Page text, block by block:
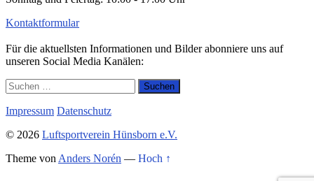
Kontaktformular
Für die aktuellsten Informationen und Bilder abonniere uns auf
unseren Social Media Kanälen:
Suchen
nach:
Impressum Datenschutz
© 2026 Luftsportverein Hünsborn e.V.
Theme von Anders Norén — Hoch ↑